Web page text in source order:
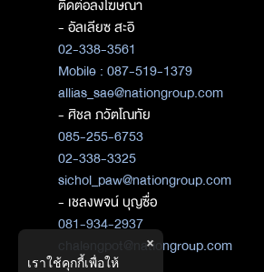
ติดต่อลงโฆษณา
- อัลเลียซ สะอิ
02-338-3561
Mobile : 087-519-1379
allias_sae@nationgroup.com
- ศิชล ภวัตโณทัย
085-255-6753
02-338-3325
sichol_paw@nationgroup.com
- เชลงพจน์ บุญซื่อ
081-934-2937
chalengpot@nationgroup.com
×
เราใช้คุกกี้เพื่อให้